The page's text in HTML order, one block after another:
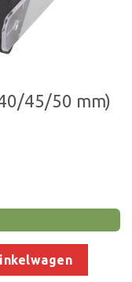
45/50 mm)